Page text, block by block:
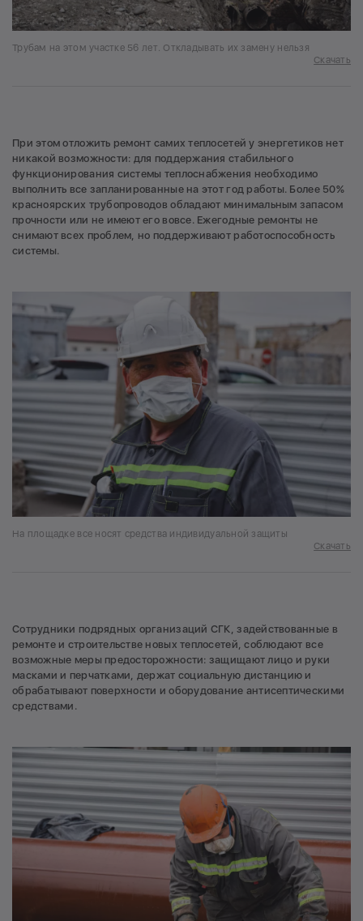
Трубам на этом участке 56 лет. Откладывать их замену нельзя
Скачать
При этом отложить ремонт самих теплосетей у энергетиков нет
никакой возможности: для поддержания стабильного
функционирования системы теплоснабжения необходимо
выполнить все запланированные на этот год работы. Более 50%
красноярских трубопроводов обладают минимальным запасом
прочности или не имеют его вовсе. Ежегодные ремонты не
снимают всех проблем, но поддерживают работоспособность
системы.
На площадке все носят средства индивидуальной защиты
Скачать
Сотрудники подрядных организаций СГК, задействованные в
ремонте и строительстве новых теплосетей, соблюдают все
возможные меры предосторожности: защищают лицо и руки
масками и перчатками, держат социальную дистанцию и
обрабатывают поверхности и оборудование антисептическими
средствами.